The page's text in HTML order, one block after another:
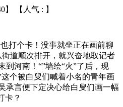
】 【人气 : 】
打个卡！没事就坐正在画前聊
道顺次排开，就兴奋地取记者
到河南！“”墙绘“火”了后，现
个被白叟们喊着小名的青年画
承言便下定决心给白叟们画一幅
卡？